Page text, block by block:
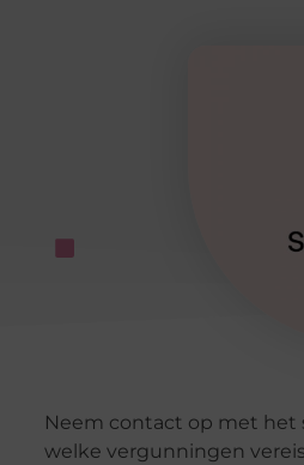
Neem contact op met het
welke vergunningen